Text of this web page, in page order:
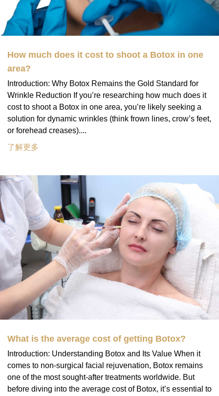
How much does it cost to shoot a Botox in one
area?
Introduction: Why Botox Remains the Gold Standard for
Wrinkle Reduction If you’re researching how much does it
cost to shoot a Botox in one area, you’re likely seeking a
solution for dynamic wrinkles (think frown lines, crow’s feet,
or forehead creases)....
了解更多
What is the average cost of getting Botox?
Introduction: Understanding Botox and Its Value When it
comes to non-surgical facial rejuvenation, Botox remains
one of the most sought-after treatments worldwide. But
before diving into the average cost of Botox, it’s essential to